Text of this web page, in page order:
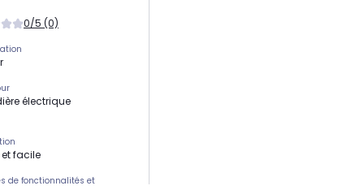
0/5 (0)
électrique
facile
de fonctionnalités et